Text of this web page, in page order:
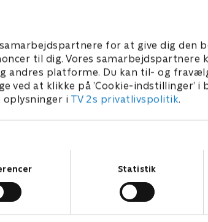
for at give dig den
til dig. Vores samarbejdspartnere
platforme. Du kan til- og
at klikke på ’Cookie-indstillinger’ i
oplysninger i TV 2s privatlivspolitik.
Statistik
netfix